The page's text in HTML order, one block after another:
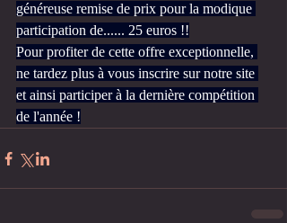
généreuse remise de prix pour la modique
participation de...... 25 euros !!
Pour profiter de cette offre exceptionnelle,
ne tardez plus à vous inscrire sur notre site
et ainsi participer à la dernière compétition
de l'année !